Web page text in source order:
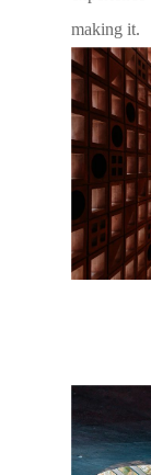
making it.